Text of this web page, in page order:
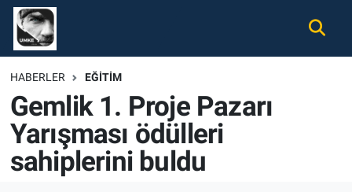
HABERLER EĞITIM
Gemlik 1. Proje Pazarı
Yarışması ödülleri
sahiplerini buldu
Gündem
Ekonomi
Spor
Magazin
Nöbetçi Eczaneler
Hava Durumu
Namaz Vakitleri
Trafik Durumu